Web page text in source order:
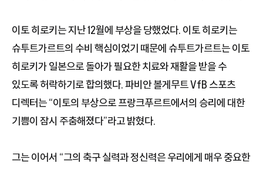
이토 히로키는 지난 12월에 부상을 당했었다. 이토 히로키는
슈투트가르트의 수비 핵심이었기 때문에 슈투트가르트는 이토
히로키가 일본으로 돌아가 필요한 치료와 재활을 받을 수
있도록 허락하기로 합의했다. 파비안 볼게무트 VfB 스포츠
디렉터는 “이토의 부상으로 프랑크푸르트에서의 승리에 대한
기쁨이 잠시 주춤해졌다”라고 밝혔다.
그는 이어서 “그의 축구 실력과 정신력은 우리에게 매우 중요한